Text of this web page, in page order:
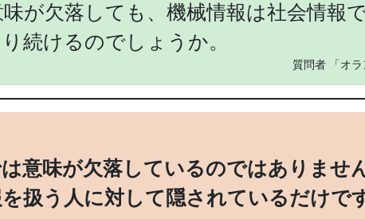
が欠落しても、機械情報は社会情報で
続けるのでしょうか。
質問者 「オ
意味が欠落しているのではありませ
扱う人に対して隠されているだけで